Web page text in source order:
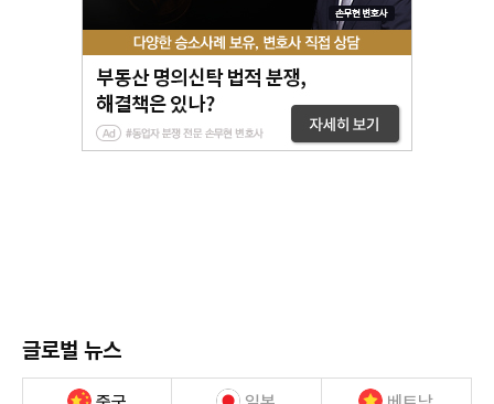
글로벌 뉴스